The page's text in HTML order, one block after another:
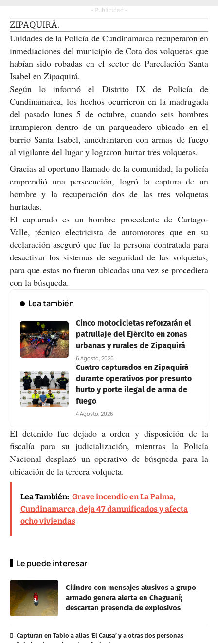
- Publicidad -
ZIPAQUIRÁ.
Unidades de la Policía de Cundinamarca recuperaron en
inmediaciones del municipio de Cota dos volquetas que
habían sido robadas en el sector de Parcelación Santa
Isabel en Zipaquirá.
Según lo informó el Distrito IX de Policía de
Cundinamarca, los hechos ocurrieron en la madrugada
del pasado lunes 5 de octubre, cuando seis hombres
irrumpieron dentro de un parqueadero ubicado en el
barrio Santa Isabel, amedrantaron con armas de fuego
al vigilante del lugar y lograron hurtar tres volquetas.
Gracias al oportuno llamado de la comunidad, la policía
emprendió una persecución, logró la captura de un
hombre y la recuperación dos de las tres volquetas
hurtadas.
El capturado es un hombre procedente de Cartago-
Valle, técnico electricista de automotores que en su
declaración aseguró que fue la persona contratada para
desactivar los sistemas de seguridad de las volquetas,
para que estas no fueran ubicadas una vez se procediera
con la búsqueda.
Lea también
Cinco motocicletas reforzarán el
patrullaje del Ejército en zonas
urbanas y rurales de Zipaquirá
6 Agosto, 2026
Cuatro capturados en Zipaquirá
durante operativos por presunto
hurto y porte ilegal de arma de
fuego
4 Agosto, 2026
El detenido fue dejado a orden y disposición de la
fiscalía para su judicialización, mientras la Policía
Nacional desplazó un operativo de búsqueda para la
ubicación de la tercera volqueta.
Lea También: Grave incendio en La Palma,
Cundinamarca, deja 47 damnificados y afecta
ocho viviendas
Le puede interesar
Cilindro con mensajes alusivos a grupo
armado genera alerta en Chaguaní;
descartan presencia de explosivos
Capturan en Tabio a alias ‘El Causa’ y a otras dos personas